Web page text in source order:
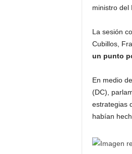
ministro del
La sesión
Cubillos,
un punto
En medio
(DC),
estrategias
habían